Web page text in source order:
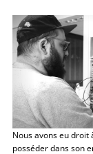
Nous avons eu droit
posséder dans son